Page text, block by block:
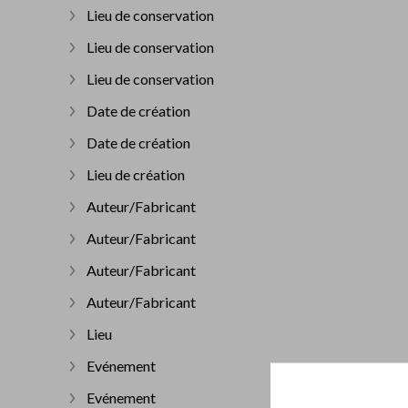
Afficher plus
Lieu de conservation
Afficher plus
Lieu de conservation
Afficher plus
Lieu de conservation
Afficher plus
Date de création
Afficher plus
Date de création
Afficher plus
Lieu de création
Afficher plus
Auteur/Fabricant
Afficher plus
Auteur/Fabricant
Afficher plus
Auteur/Fabricant
Afficher plus
Auteur/Fabricant
Afficher plus
Lieu
Afficher plus
Evénement
Evénement